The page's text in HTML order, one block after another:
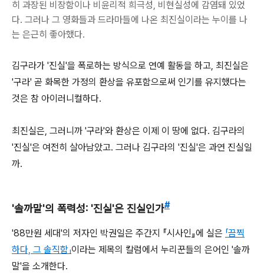
히 과장된 비장함이나 비윤리적 희극성, 비현실성에 감염돼 있었
다. 그러나 그 영화들과 드라마들에 나온 최진실이라는 누이를 나
는 은근히 좋아했다.
김구라가 '진실'을 폭로하는 방식으로 연예 활동을 하고, 최진실은
'구라' 곧 화목한 가정의 환상을 유포함으로써 인기를 유지했다는
것은 참 아이러니컬하다.
최진실은, 그러니까 '구라'와 환상은 이제 이 땅에 없다. 김구라의
'진실'은 여전히 살아남았고. 그러나 김구라의 '진실'은 과연 진실일
까.
'솔까말'의 폭력성: '진실'은 진실인가#
'88만원 세대'의 저자인 박권일은 주간지 『시사인』에 실은 「끔찍
하다, 그 솔직함」이라는 제목의 칼럼에서 누리꾼들의 은어인 '솔까
말'을 소개한다.